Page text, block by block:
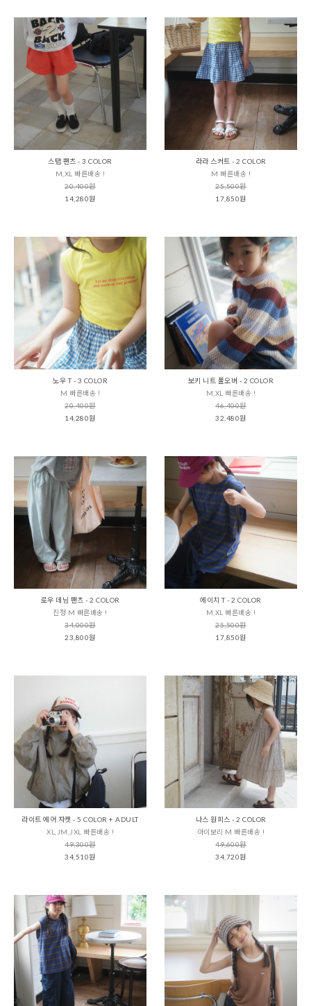
스탭 팬츠 - 3 COLOR
M,XL 빠른배송 !
20,400원
14,280원
라라 스커트 - 2 COLOR
M 빠른배송 !
25,500원
17,850원
노우 T - 3 COLOR
M 빠른배송 !
20,400원
14,280원
보키 니트 풀오버 - 2 COLOR
M,XL 빠른배송 !
46,400원
32,480원
로우 데님 팬츠 - 2 COLOR
진청 M 빠른배송 !
34,000원
23,800원
에이치 T - 2 COLOR
M,XL 빠른배송 !
25,500원
17,850원
라이트 에어 자켓 - 5 COLOR + ADULT
XL,JM,JXL 빠른배송 !
49,300원
34,510원
나스 원피스 - 2 COLOR
아이보리 M 빠른배송 !
49,600원
34,720원